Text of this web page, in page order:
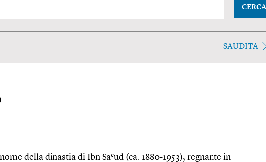
CERCA
SAUDITA
della dinastia di Ibn Saʿud (ca. 1880-1953), regnante in